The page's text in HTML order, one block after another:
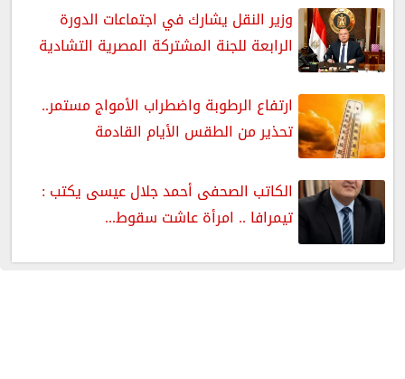
وزير النقل يشارك في اجتماعات الدورة
الرابعة للجنة المشتركة المصرية التشادية
ارتفاع الرطوبة واضطراب الأمواج مستمر..
تحذير من الطقس الأيام القادمة
الكاتب الصحفى أحمد جلال عيسى يكتب :
تيمرافا .. امرأة عاشت سقوط...